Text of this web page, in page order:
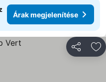
Árak megjelenítése